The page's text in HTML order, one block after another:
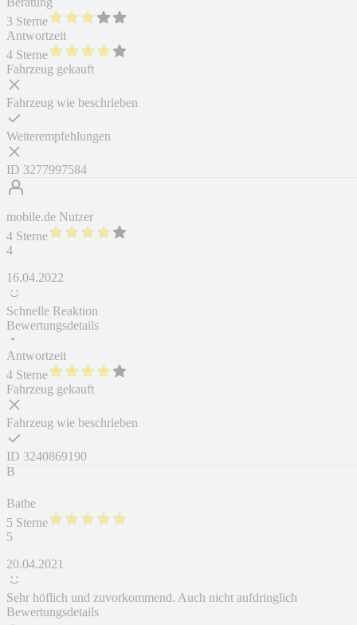
3 Sterne
Antwortzeit
4 Sterne
Fahrzeug gekauft
Fahrzeug wie beschrieben
Weiterempfehlungen
ID 3277997584
mobile.de Nutzer
4 Sterne
4
16.04.2022
Schnelle Reaktion
Bewertungsdetails
Antwortzeit
4 Sterne
Fahrzeug gekauft
Fahrzeug wie beschrieben
ID 3240869190
B
Bathe
5 Sterne
5
20.04.2021
Sehr höflich und zuvorkommend. Auch nicht aufdringlich
Bewertungsdetails